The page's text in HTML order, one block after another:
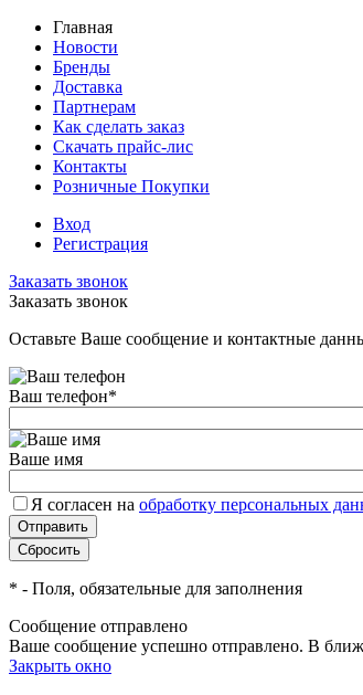
Главная
Новости
Бренды
Доставка
Партнерам
Как сделать заказ
Скачать прайс-лис
Контакты
Розничные Покупки
Вход
Регистрация
Заказать звонок
Заказать звонок
Оставьте Ваше сообщение и контактные
Ваш телефон*
Ваше имя
Я согласен на обработку персональных
* - Поля, обязательные для заполнения
Сообщение отправлено
Ваше сообщение успешно отправлено. В
Закрыть окно